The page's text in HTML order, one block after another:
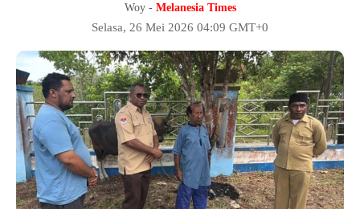
Woy - Melanesia Times
Selasa, 26 Mei 2026 04:09 GMT+0